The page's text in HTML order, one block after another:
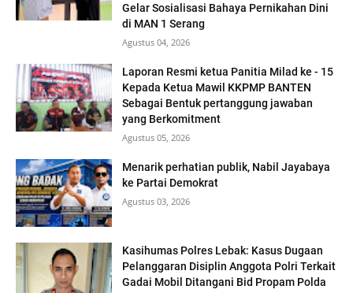
Gelar Sosialisasi Bahaya Pernikahan Dini
di MAN 1 Serang
Agustus 04, 2026
Laporan Resmi ketua Panitia Milad ke - 15
Kepada Ketua Mawil KKPMP BANTEN
Sebagai Bentuk pertanggung jawaban
yang Berkomitment
Agustus 05, 2026
Menarik perhatian publik, Nabil Jayabaya
ke Partai Demokrat
Agustus 03, 2026
Kasihumas Polres Lebak: Kasus Dugaan
Pelanggaran Disiplin Anggota Polri Terkait
Gadai Mobil Ditangani Bid Propam Polda